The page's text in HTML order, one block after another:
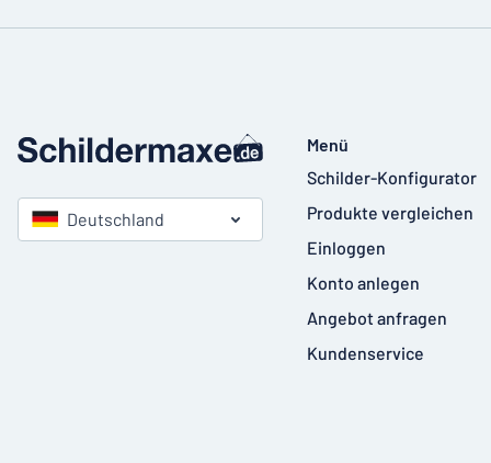
Deutschland
Menü
Schilder-Konfigurator
Produkte vergleichen
Einloggen
Konto anlegen
Angebot anfragen
Kundenservice